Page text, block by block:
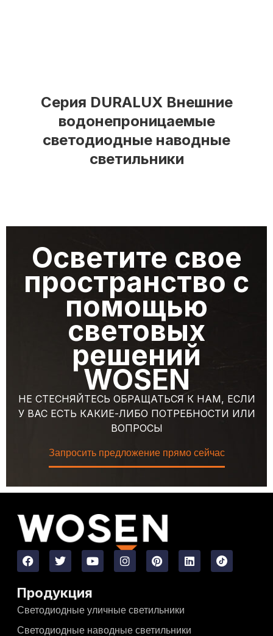
Серия DURALUX Внешние
водонепроницаемые
светодиодные наводные
светильники
Осветите свое
пространство с
помощью
световых
решений
WOSEN
НЕ СТЕСНЯЙТЕСЬ ОБРАЩАТЬСЯ К НАМ, ЕСЛИ
У ВАС ЕСТЬ КАКИЕ-ЛИБО ПОТРЕБНОСТИ ИЛИ
ВОПРОСЫ
Запросить предложение прямо сейчас
Продукция
Светодиодные уличные светильники
Светодиодные наводные светильники